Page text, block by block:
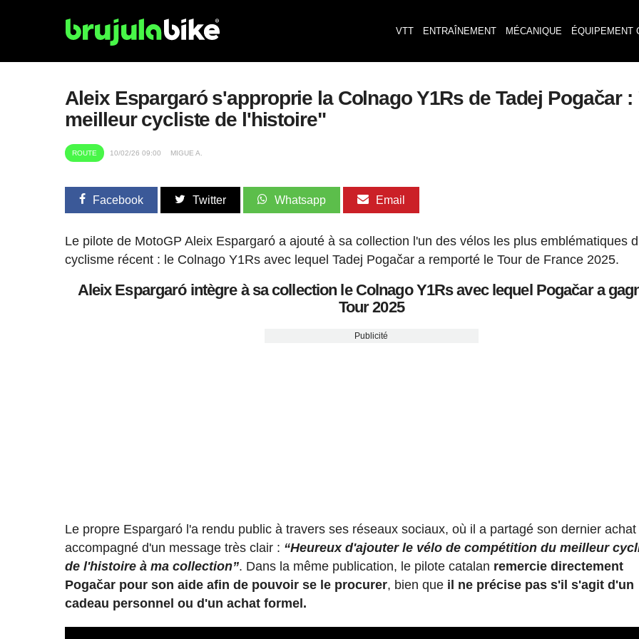
VTT ENTRAÎNEMENT MÉCANIQUE ÉQUIPEMENT
Aleix Espargaró s'approprie la Colnago Y1Rs de Tadej Pogačar
meilleur cycliste de l'histoire"
ROUTE 10/02/26 09:00 MIGUE A.
Facebook Twitter Whatsapp Email
Le pilote de MotoGP Aleix Espargaró a ajouté à sa collection l'un des vélos les plus emblématiques
cyclisme récent : le Colnago Y1Rs avec lequel Tadej Pogačar a remporté le Tour de France 2025.
Aleix Espargaró intègre à sa collection le Colnago Y1Rs avec lequel Pogačar a
Tour 2025
Publicité
Le propre Espargaró l'a rendu public à travers ses réseaux sociaux, où il a partagé son dernier achat
accompagné d'un message très clair : “Heureux d'ajouter le vélo de compétition du meilleur
de l'histoire à ma collection”. Dans la même publication, le pilote catalan remercie directement
Pogačar pour son aide afin de pouvoir se le procurer, bien que il ne précise pas s'il s'agit d'un
cadeau personnel ou d'un achat formel.